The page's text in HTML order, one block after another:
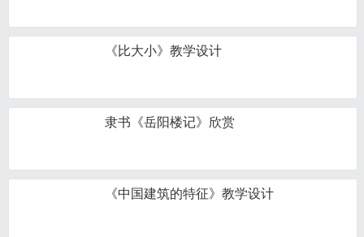
《比大小》教学设计
隶书《岳阳楼记》欣赏
《中国建筑的特征》教学设计